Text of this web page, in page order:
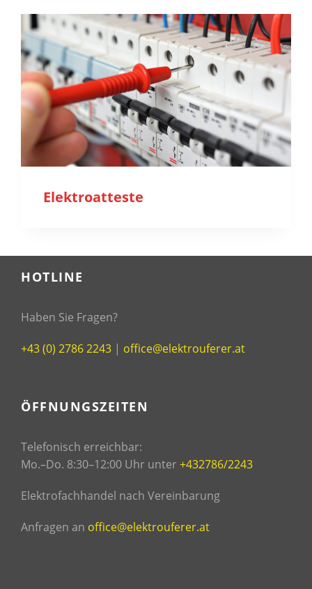
Elektroatteste
HOTLINE
Haben Sie Fragen?
+43 (0) 2786 2243 | office@elektrouferer.at
ÖFFNUNGSZEITEN
Telefonisch erreichbar:
Mo.–Do. 8:30–12:00 Uhr unter +432786/2243
Elektrofachhandel nach Vereinbarung
Anfragen an office@elektrouferer.at